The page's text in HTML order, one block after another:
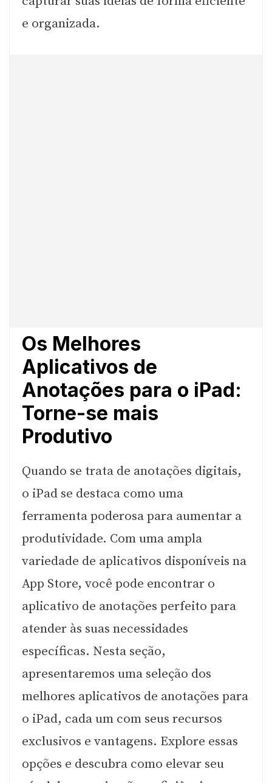
e organizada.
Os Melhores
Aplicativos de
Anotações para o iPad:
Torne-se mais
Produtivo
Quando se trata de anotações digitais,
o iPad se destaca como uma
ferramenta poderosa para aumentar a
produtividade. Com uma ampla
variedade de aplicativos disponíveis na
App Store, você pode encontrar o
aplicativo de anotações perfeito para
atender às suas necessidades
específicas. Nesta seção,
apresentaremos uma seleção dos
melhores aplicativos de anotações para
o iPad, cada um com seus recursos
exclusivos e vantagens. Explore essas
opções e descubra como elevar seu